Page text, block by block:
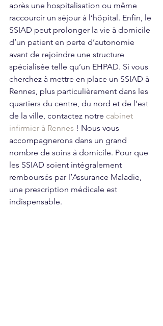
après une hospitalisation ou même
raccourcir un séjour à l’hôpital. Enfin, le
SSIAD peut prolonger la vie à domicile
d’un patient en perte d’autonomie
avant de rejoindre une structure
spécialisée telle qu’un EHPAD. Si vous
cherchez à mettre en place un SSIAD à
Rennes, plus particulièrement dans les
quartiers du centre, du nord et de l’est
de la ville, contactez notre cabinet
infirmier à Rennes ! Nous vous
accompagnerons dans un grand
nombre de soins à domicile. Pour que
les SSIAD soient intégralement
remboursés par l’Assurance Maladie,
une prescription médicale est
indispensable.